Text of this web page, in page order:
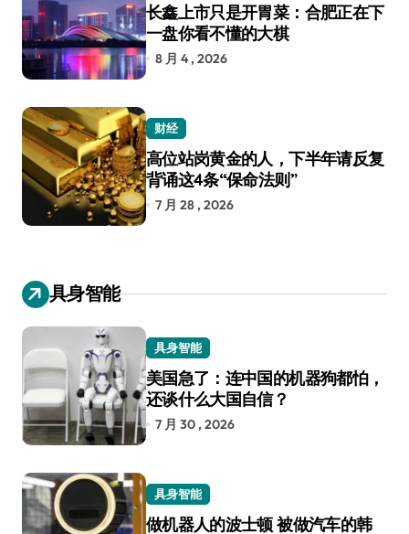
长鑫上市只是开胃菜：合肥正在下
一盘你看不懂的大棋
8 月 4 , 2026
财经
高位站岗黄金的人，下半年请反复
背诵这4条“保命法则”
7 月 28 , 2026
具身智能
具身智能
美国急了：连中国的机器狗都怕，
还谈什么大国自信？
7 月 30 , 2026
具身智能
做机器人的波士顿 被做汽车的韩